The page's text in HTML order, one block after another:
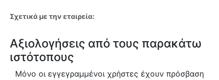
Σχετικά με την εταιρεία:
Αξιολογήσεις από τους παρακάτω
ιστότοπους
Μόνο οι εγγεγραμμένοι χρήστες έχουν πρόσβαση